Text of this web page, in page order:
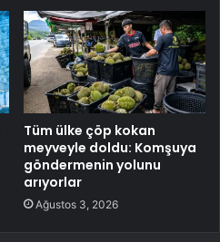
Tüm ülke çöp kokan
meyveyle doldu: Komşuya
göndermenin yolunu
arıyorlar
Ağustos 3, 2026